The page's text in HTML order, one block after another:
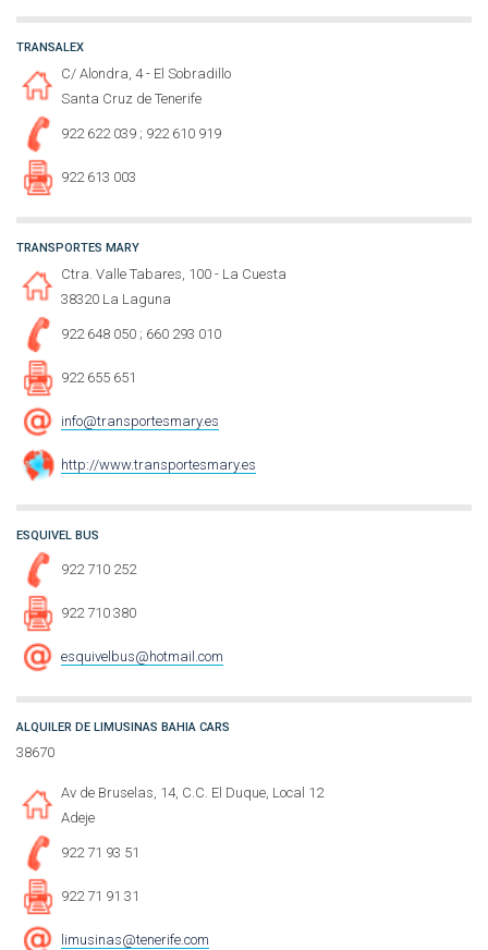
TRANSALEX
C/ Alondra, 4 - El Sobradillo
Santa Cruz de Tenerife
922 622 039 ; 922 610 919
922 613 003
TRANSPORTES MARY
Ctra. Valle Tabares, 100 - La Cuesta
38320 La Laguna
922 648 050 ; 660 293 010
922 655 651
info@transportesmary.es
http://www.transportesmary.es
ESQUIVEL BUS
922 710 252
922 710 380
esquivelbus@hotmail.com
ALQUILER DE LIMUSINAS BAHIA CARS
38670
Av de Bruselas, 14, C.C. El Duque, Local 12
Adeje
922 71 93 51
922 71 91 31
limusinas@tenerife.com